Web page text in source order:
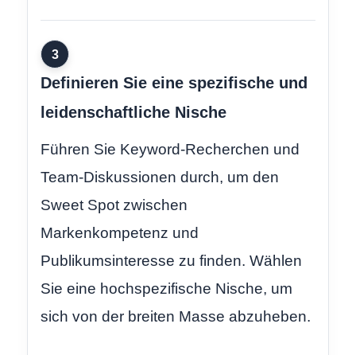
3
Definieren Sie eine spezifische und
leidenschaftliche Nische
Führen Sie Keyword-Recherchen und
Team-Diskussionen durch, um den
Sweet Spot zwischen
Markenkompetenz und
Publikumsinteresse zu finden. Wählen
Sie eine hochspezifische Nische, um
sich von der breiten Masse abzuheben.